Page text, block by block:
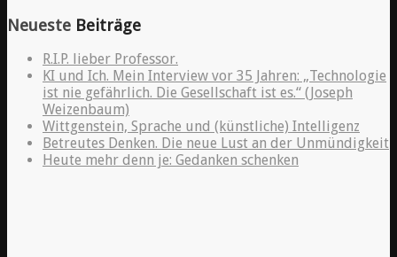
Neueste Beiträge
R.I.P. lieber Professor.
KI und Ich. Mein Interview vor 35 Jahren: „Technologie
ist nie gefährlich. Die Gesellschaft ist es.“ (Joseph
Weizenbaum)
Wittgenstein, Sprache und (künstliche) Intelligenz
Betreutes Denken. Die neue Lust an der Unmündigkeit
Heute mehr denn je: Gedanken schenken